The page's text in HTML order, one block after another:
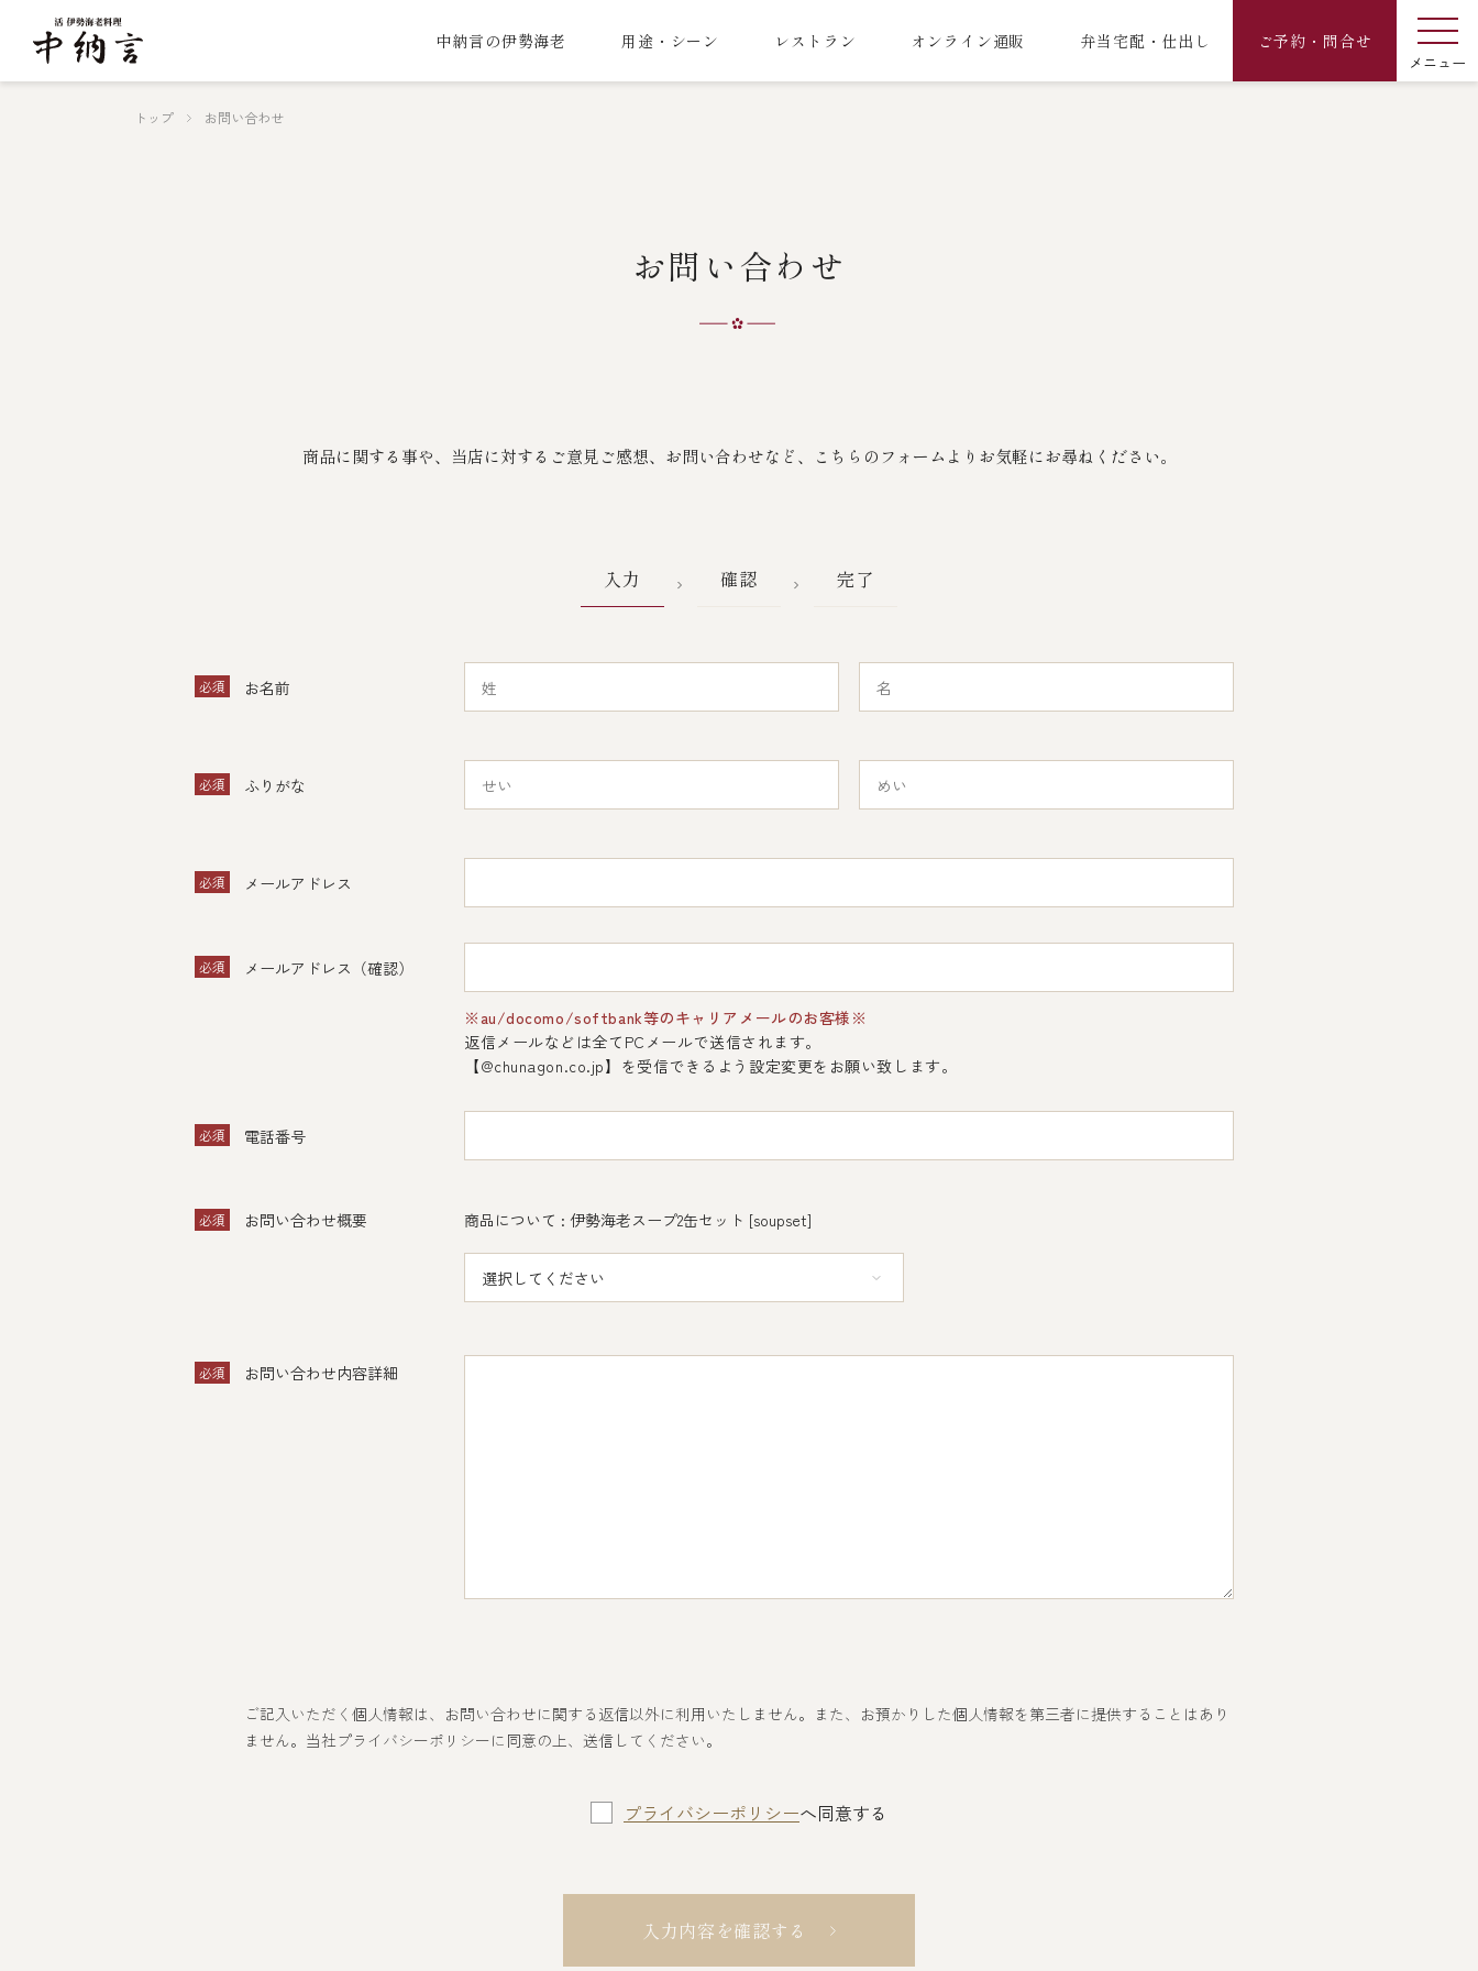
中納言の伊勢海老 用途・シーン レストラン オンライン通販 弁当宅配・仕出し ご予約・問合せ
トップ お問い合わせ
お問い合わせ
商品に関する事や、当店に対するご意見ご感想、お問い合わせなど、こちらのフォームよりお気軽にお尋ねください。
入力 確認 完了
必須 お名前
必須 ふりがな
必須 メールアドレス
必須 メールアドレス（確認）
※au/docomo/softbank等のキャリアメールのお客様※
返信メールなどは全てPCメールで送信されます。
【@chunagon.co.jp】を受信できるよう設定変更をお願い致します。
必須 電話番号
必須 お問い合わせ概要 商品について : 伊勢海老スープ2缶セット [soupset]
必須 お問い合わせ内容詳細
ご記入いただく個人情報は、お問い合わせに関する返信以外に利用いたしません。また、お預かりした個人情報を第三者に提供することはあり
ません。当社プライバシーポリシーに同意の上、送信してください。
プライバシーポリシーへ同意する
入力内容を確認する